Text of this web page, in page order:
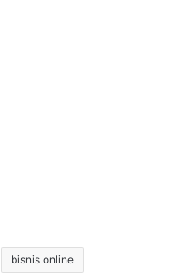
bisnis online